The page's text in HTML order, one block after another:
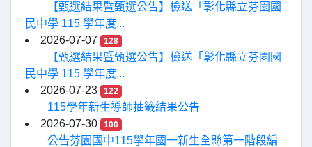
【甄選結果暨甄選公告】檢送「彰化縣立芬園國
民中學 115 學年度...
2026-07-07
128
【甄選結果暨甄選公告】檢送「彰化縣立芬園國
民中學 115 學年度...
2026-07-23
122
115學年新生導師抽籤結果公告
2026-07-30
100
公告芬園國中115學年國一新生全縣第一階段編